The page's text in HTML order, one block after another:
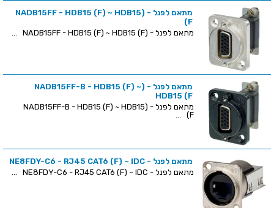
מתאם לפנל - (NADB15FF - HDB15 (F) ~ HDB15
(F
מתאם לפנל - (NADB15FF - HDB15 (F) ~ HDB15 (F ...
מתאם לפנל - (NADB15FF-B - HDB15 (F) ~
HDB15 (F
מתאם לפנל - (NADB15FF-B - HDB15 (F) ~ HDB15
(F ...
מתאם לפנל - NE8FDY-C6 - RJ45 CAT6 (F) ~ IDC
מתאם לפנל - NE8FDY-C6 - RJ45 CAT6 (F) ~ IDC ...